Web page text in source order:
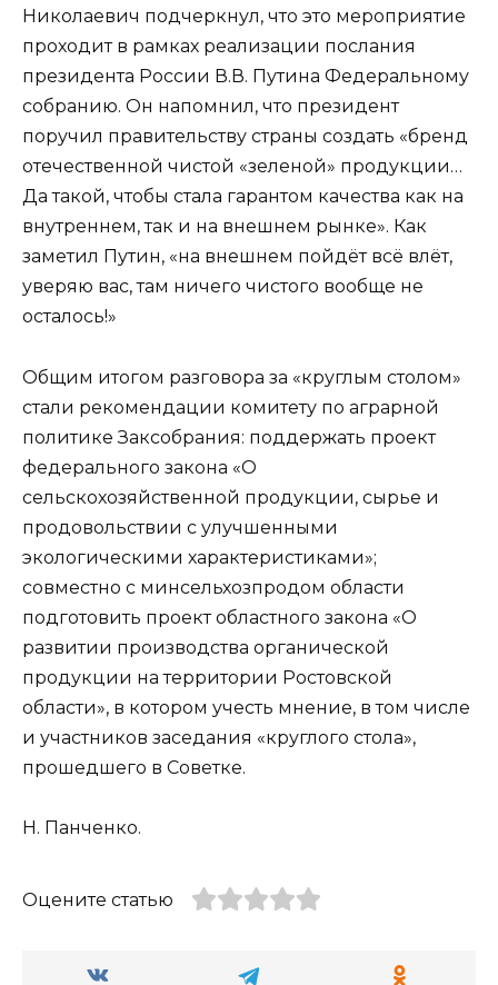
Николаевич подчеркнул, что это мероприятие
проходит в рамках реализации послания
президента России В.В. Путина Федеральному
собранию. Он напомнил, что президент
поручил правительству страны создать «бренд
отечественной чистой «зеленой» продукции…
Да такой, чтобы стала гарантом качества как на
внутреннем, так и на внешнем рынке». Как
заметил Путин, «на внешнем пойдёт всё влёт,
уверяю вас, там ничего чистого вообще не
осталось!»
Общим итогом разговора за «круглым столом»
стали рекомендации комитету по аграрной
политике Заксобрания: поддержать проект
федерального закона «О
сельскохозяйственной продукции, сырье и
продовольствии с улучшенными
экологическими характеристиками»;
совместно с минсельхозпродом области
подготовить проект областного закона «О
развитии производства органической
продукции на территории Ростовской
области», в котором учесть мнение, в том числе
и участников заседания «круглого стола»,
прошедшего в Советке.
Н. Панченко.
Оцените статью